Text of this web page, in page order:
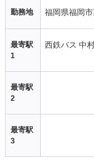
勤務地 福岡県福岡
最寄駅
1
西鉄バス 中
最寄駅
2
最寄駅
3